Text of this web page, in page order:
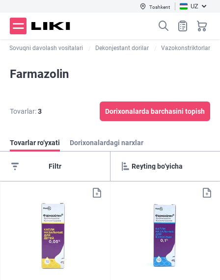
Toshkent UZ
Sovuqni davolash vositalari Dekonjestant dorilar Vazokonstriktorlar
Farmazolin
Tovarlar:3 Dorixonalarda barchasini topish
Tovarlar ro‘yxati Dorixonalardagi narxlar
Filtr